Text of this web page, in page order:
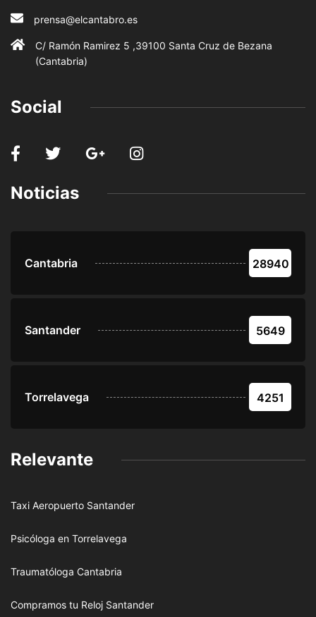
prensa@elcantabro.es
C/ Ramón Ramirez 5 ,39100 Santa Cruz de Bezana
(Cantabria)
Social
Noticias
Cantabria 28940
Santander 5649
Torrelavega 4251
Relevante
Taxi Aeropuerto Santander
Psicóloga en Torrelavega
Traumatóloga Cantabria
Compramos tu Reloj Santander